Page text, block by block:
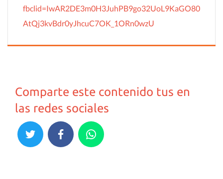
fbclid=IwAR2DE3m0H3JuhPB9go32UoL9KaGO80
AtQj3kvBdr0yJhcuC7OK_1ORn0wzU
Comparte este contenido tus en
las redes sociales